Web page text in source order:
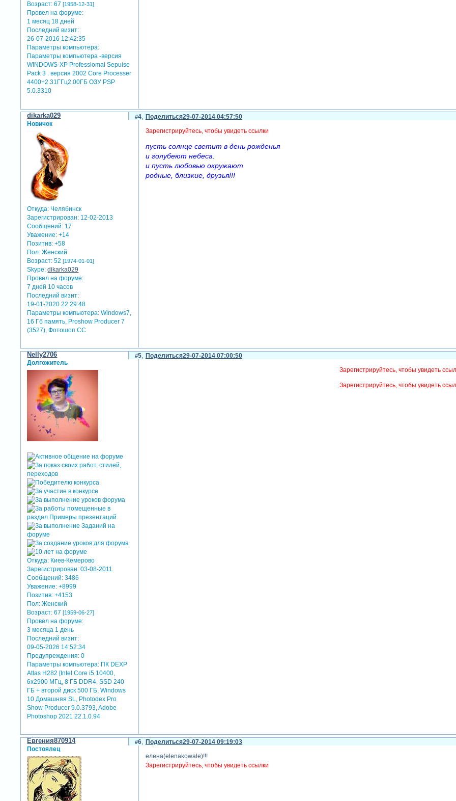
Возраст: 67[1958-12-31]
Провел на форуме:
1 месяц 18 дней
Последний визит:
26-07-2016 12:42:35
Параметры компьютера:
Параметры компьютера -версия
WINDOWS-XP Professiomal Sepuise
Pack 3 . версия 2002 Core Processer
4400+2.31ГГц2.00ГБ ОЗУ PSP
5.0.3310
Поделиться
4 29-07-2014 04:57:50
dikarka029
Новичок
Откуда: Челябинск
Зарегистрирован: 12-02-2013
Сообщений: 17
Уважение: +14
Позитив: +58
Пол: Женский
Возраст: 52[1974-01-01]
Skype: dikarka029
Провел на форуме:
7 дней 10 часов
Последний визит:
19-01-2020 22:29:48
Параметры компьютера: Windows7,
16 Гб память, Proshow Producer 7
(3527), Фотошоп СС
Зарегистрируйтесь, чтобы увидеть ссылки
пусть солнце светит в день рожденья
и голубеют небеса.
и пусть любовью окружают
родные, близкие, друзья!!!
Поделиться
5 29-07-2014 07:00:50
Nelly2706
Долгожитель
Откуда: Киев-Кемерово
Зарегистрирован: 03-08-2011
Сообщений: 3486
Уважение: +8999
Позитив: +4153
Пол: Женский
Возраст: 67[1959-06-27]
Провел на форуме:
3 месяца 1 день
Последний визит:
09-05-2026 14:52:34
Предупреждения: 0
Параметры компьютера: ПК DEXP
Atlas H282 [Intel Core i5 10400,
6x2900 МГц, 8 ГБ DDR4, SSD 240
ГБ + второй диск 500 ГБ, Windows
10 Домашняя SL, Photodex Pro
Show Producer 9.0.3793, Adobe
Photoshop 2021 22.1.0.94
Зарегистрируйтесь, чтобы увидеть
Зарегистрируйтесь, чтобы увидеть
Поделиться
6 29-07-2014 09:19:03
Евгения870914
Постоялец
елена(elenakowale)!!!
Зарегистрируйтесь, чтобы увидеть ссылки